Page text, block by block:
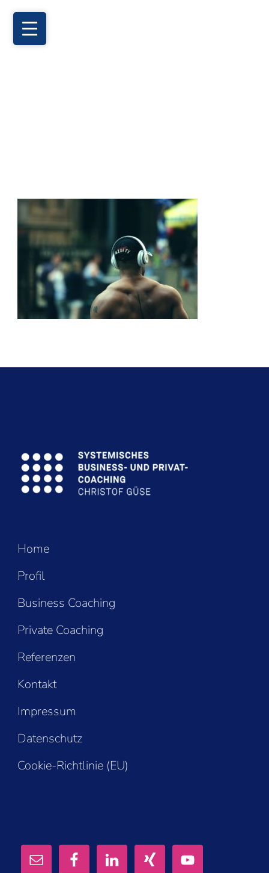
Home
Profil
Business Coaching
Private Coaching
Referenzen
Kontakt
Impressum
Datenschutz
Cookie-Richtlinie (EU)